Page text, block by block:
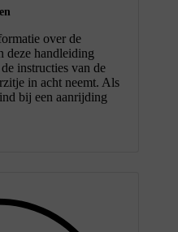
over de
deze handleiding
instructies van de
in acht neemt. Als
bij een aanrijding